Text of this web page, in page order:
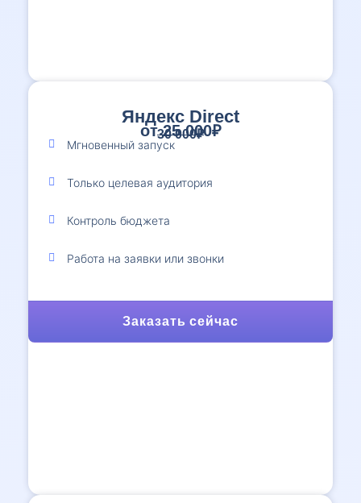
Яндекс Direct
от 25 000₽
30 000₽
Мгновенный запуск
Только целевая аудитория
Контроль бюджета
Работа на заявки или звонки
Заказать сейчас